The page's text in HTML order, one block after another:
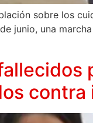
sobre los
junio, una
contra